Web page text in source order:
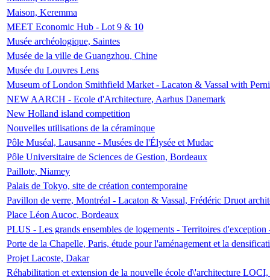
Maison, Keremma
MEET Economic Hub - Lot 9 & 10
Musée archéologique, Saintes
Musée de la ville de Guangzhou, Chine
Musée du Louvres Lens
Museum of London Smithfield Market - Lacaton & Vassal with
NEW AARCH - Ecole d'Architecture, Aarhus Danemark
New Holland island competition
Nouvelles utilisations de la céraminque
Pôle Muséal, Lausanne - Musées de l'Élysée et Mudac
Pôle Universitaire de Sciences de Gestion, Bordeaux
Paillote, Niamey
Palais de Tokyo, site de création contemporaine
Pavillon de verre, Montréal - Lacaton & Vassal, Frédéric Druot
Place Léon Aucoc, Bordeaux
PLUS - Les grands ensembles de logements - Territoires
Porte de la Chapelle, Paris, étude pour l'aménagement et la
Projet Lacoste, Dakar
Réhabilitation et extension de la nouvelle école d\'architecture